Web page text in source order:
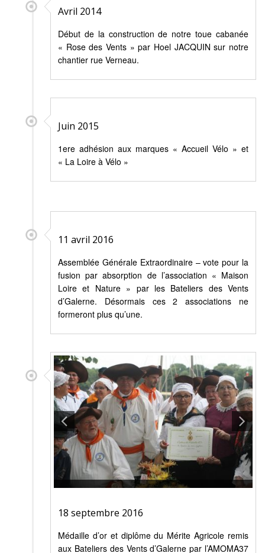
Avril 2014
Début de la construction de notre toue cabanée
« Rose des Vents » par Hoel JACQUIN sur notre
chantier rue Verneau.
Juin 2015
1ere adhésion aux marques « Accueil Vélo » et
« La Loire à Vélo »
11 avril 2016
Assemblée Générale Extraordinaire – vote pour la
fusion par absorption de l’association « Maison
Loire et Nature » par les Bateliers des Vents
d’Galerne. Désormais ces 2 associations ne
formeront plus qu’une.
18 septembre 2016
Médaille d’or et diplôme du Mérite Agricole remis
aux Bateliers des Vents d’Galerne par l’AMOMA37